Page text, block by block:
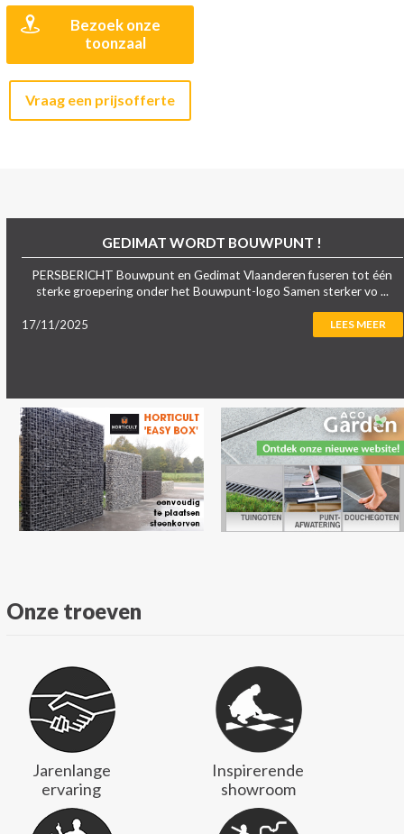
Bezoek onze
toonzaal
Vraag een prijsofferte
GEDIMAT WORDT BOUWPUNT !
PERSBERICHT Bouwpunt en Gedimat Vlaanderen fuseren tot één
sterke groepering onder het Bouwpunt-logo Samen sterker vo ...
17/11/2025 LEES MEER
Onze troeven
Jarenlange
ervaring
Inspirerende
showroom